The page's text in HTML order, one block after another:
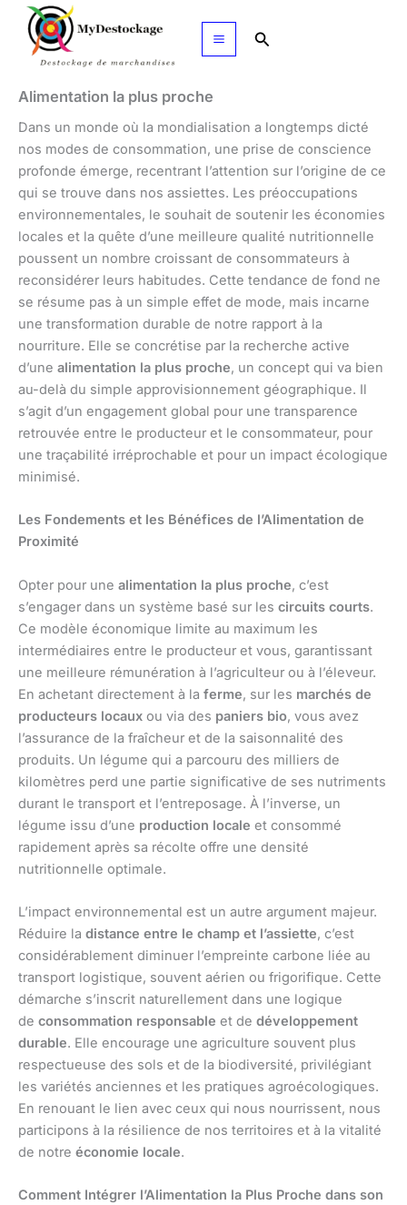
Aller
contenu
Rechercher
Alimentation la plus proche
Dans un monde où la mondialisation a longtemps dicté
nos modes de consommation, une prise de conscience
profonde émerge, recentrant l’attention sur l’origine de ce
qui se trouve dans nos assiettes. Les préoccupations
environnementales, le souhait de soutenir les économies
locales et la quête d’une meilleure qualité nutritionnelle
poussent un nombre croissant de consommateurs à
reconsidérer leurs habitudes. Cette tendance de fond ne
se résume pas à un simple effet de mode, mais incarne
une transformation durable de notre rapport à la
nourriture. Elle se concrétise par la recherche active
d’une alimentation la plus proche, un concept qui va bien
au-delà du simple approvisionnement géographique. Il
s’agit d’un engagement global pour une transparence
retrouvée entre le producteur et le consommateur, pour
une traçabilité irréprochable et pour un impact écologique
minimisé.
Les Fondements et les Bénéfices de l’Alimentation de
Proximité
Opter pour une alimentation la plus proche, c’est
s’engager dans un système basé sur les circuits courts.
Ce modèle économique limite au maximum les
intermédiaires entre le producteur et vous, garantissant
une meilleure rémunération à l’agriculteur ou à l’éleveur.
En achetant directement à la ferme, sur les marchés de
producteurs locaux ou via des paniers bio, vous avez
l’assurance de la fraîcheur et de la saisonnalité des
produits. Un légume qui a parcouru des milliers de
kilomètres perd une partie significative de ses nutriments
durant le transport et l’entreposage. À l’inverse, un
légume issu d’une production locale et consommé
rapidement après sa récolte offre une densité
nutritionnelle optimale.
L’impact environnemental est un autre argument majeur.
Réduire la distance entre le champ et l’assiette, c’est
considérablement diminuer l’empreinte carbone liée au
transport logistique, souvent aérien ou frigorifique. Cette
démarche s’inscrit naturellement dans une logique
de consommation responsable et de développement
durable. Elle encourage une agriculture souvent plus
respectueuse des sols et de la biodiversité, privilégiant
les variétés anciennes et les pratiques agroécologiques.
En renouant le lien avec ceux qui nous nourrissent, nous
participons à la résilience de nos territoires et à la vitalité
de notre économie locale.
Comment Intégrer l’Alimentation la Plus Proche dans son